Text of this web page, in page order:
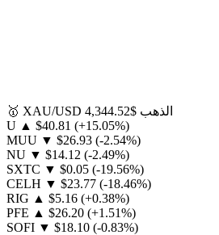
🥇 XAU/USD الذهب $4,344.52
U ▲ $40.81 (+15.05%)
MUU ▼ $26.93 (-2.54%)
NU ▼ $14.12 (-2.49%)
SXTC ▼ $0.05 (-19.56%)
CELH ▼ $23.77 (-18.46%)
RIG ▲ $5.16 (+0.38%)
PFE ▲ $26.20 (+1.51%)
SOFI ▼ $18.10 (-0.83%)